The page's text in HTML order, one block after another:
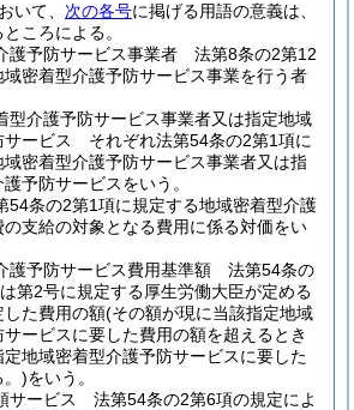
いて、 次の各号に掲げる用語の意義は、
ころによる。
護予防サービス事業者 法第8条の2第12
密着型介護予防サービス事業を行う者
型介護予防サービス事業者又は指定地域
サービス それぞれ法第54条の2第1項に
密着型介護予防サービス事業者又は指
予防サービスをいう。
条の2第1項に規定する地域密着型介護
支給の対象となる費用に係る対価をい
護予防サービス費用基準額 法第54条の
第2号に規定する厚生労働大臣が定める
た費用の額(その額が現に当該指定地域
ービスに要した費用の額を超えるとき
地域密着型介護予防サービスに要した
。)をいう。
サービス 法第54条の2第6項の規定によ